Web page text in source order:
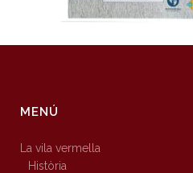
MENÚ
La vila vermella
Història